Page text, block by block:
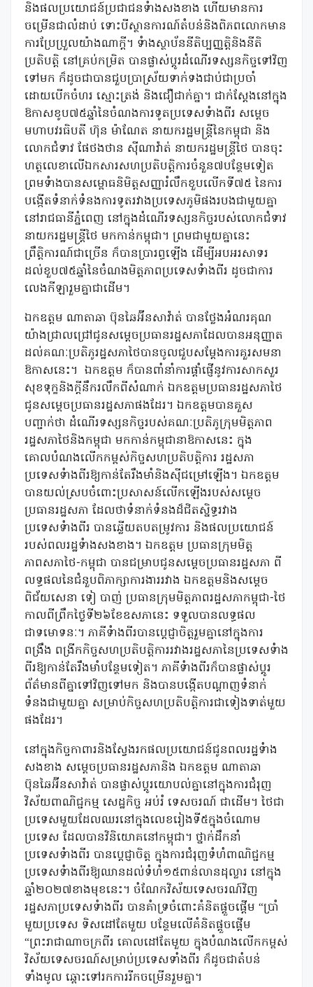
និងផលប្រយោជន៍ប្រជាជនទំាងសងខាង ហើយមានការ
ចម្រើនជាលំដាប់ ទោះបីស្ថានការណ៍តំបន់និងពិភពលោកមាន
ការប្រែប្រួលយ៉ាងណាក្តី។ ទំាងស្ថាប័ននីតិប្បញ្ញត្តិនិងនីតិ
ប្រតិបត្តិ នៅគ្រប់កម្រិត បានផ្លាស់ប្តូរដំណើរទស្សនកិច្ចទៅវិញ
ទៅមក ក៏ដូចជាបានជួបប្រាស្រ័យទាក់ទងជាប់ជាប្រចាំ
ដោយបើកចំហរ ស្មោះត្រង់ និងជឿជាក់គ្នា។ ជាក់ស្តែងនៅក្នុង
ឱកាសខូប៧៥ឆ្នាំនៃចំណងការទូតប្រទេសទំាងពីរ សម្តេច
មហាបវរធិបតី ហ៊ុន ម៉ាណែត នាយករដ្ឋមន្ត្រីនៃកម្ពុជា និង
លោកជំទាវ ផែថងថាន ស៊ីណាវ៉ាត់ នាយករដ្ឋមន្រ្តីថៃ បានចុះ
ហត្ថលេខាលើឯកសារសហប្រតិបត្តិការចំនួន៧បន្ថែមទៀត
ព្រមទំាងបានសម្ពោធនិមិត្តសញ្ញារំលឹកខួបលើកទី៧៥ នៃការ
បង្កើតទំនាក់ទំនងការទូតរវាងប្រទេសភូមិផងរបងជាមួយគ្នា
នៅរាជធានីភ្នំពេញ នៅក្នុងដំណើរទស្សនកិច្ចរបស់លោកជំទាវ
នាយករដ្ឋមន្រ្តីថៃ មកកាន់កម្ពុជា។ ព្រមជាមួយគ្នានេះ
ព្រឹត្តិការណ៍ជាច្រើន ក៏បានប្រារព្ធឡើង ដើម្បីអបអរសាទរ
ដល់ខួប៧៥ឆ្នាំនៃចំណងមិត្តភាពប្រទេសទំាងពីរ ដូចជាការ
លេងកីឡារួមគ្នាជាដើម។
ឯកឧត្តម ណាតាឆា ប៊ុនឆៃអ៊ីនសាវ៉ាត់ បានថ្លែងអំណរគុណ
យ៉ាងជ្រាលជ្រៅជូនសម្តេចប្រធានរដ្ឋសភាដែលបានអនុញ្ញាត
ដល់គណៈប្រតិភូរដ្ឋសភាថៃបានចូលជួបសម្តែងការគួរសមនា
ឱកាសនេះ។ ឯកឧត្តម ក៏បានពាំនាំការផ្តាំផ្ញើនូវការសាកសួរ
សុខទុក្ខនិងក្តីនឹករលឹកពីសំណាក់ ឯកឧត្តមប្រធានរដ្ឋសភាថៃ
ជូនសម្តេចប្រធានរដ្ឋសភាផងដែរ។ ឯកឧត្តមបានគួស
បញ្ជាក់ថា ដំណើរទស្សនកិច្ចរបស់គណៈប្រតិភូក្រុមមិត្តភាព
រដ្ឋសភាថៃនិងកម្ពុជា មកកាន់កម្ពុជានាឱកាសនេះ ក្នុង
គោលបំណងលើកកម្ពស់កិច្ចសហប្រតិបត្តិការ រដ្ឋសភា
ប្រទេសទំាងពីរឱ្យកាន់តែរឹងមាំនិងស៊ីជម្រៅឡើង។ ឯកឧត្តម
បានយល់ស្របចំពោះប្រសាសន៍លើកឡើងរបស់សម្តេច
ប្រធានរដ្ឋសភា ដែលថាទំនាក់ទំនងដ៏ជិតស្និទ្ធរវាង
ប្រទេសទំាងពីរ បានឆ្លើយតបតម្រូវការ និងផលប្រយោជន៍
របស់ពលរដ្ឋទំាងសងខាង។ ឯកឧត្តម ប្រធានក្រុមមិត្ត
ភាពសភាថៃ-កម្ពុជា បានជម្រាបជូនសម្តេចប្រធានរដ្ឋសភា ពី
លទ្ធផលនៃជំនួបពិភាក្សាការងាររវាង ឯកឧត្តមនិងសម្តេច
ពិជ័យសេនា ទៀ បាញ់ ប្រធានក្រុមមិត្តភាពរដ្ឋសភាកម្ពុជា-ថៃ
កាលពីព្រឹកថ្ងៃទី២៦ខែឧសភានេះ ទទួលបានលទ្ធផល
ជាទមោទនៈ។ ភាគីទំាងពីរបានប្តេជ្ញាចិត្តរួមគ្នានៅក្នុងការ
ពង្រឹង ពង្រីកកិច្ចសហប្រតិបត្តិការរវាងរដ្ឋសភានៃប្រទេសទំាង
ពីរឱ្យកាន់តែរឹងមាំបន្ថែមទៀត។ ភាគីទំាងពីរក៏បានផ្លាស់ប្តូរ
ព័ត៌មានពីគ្នាទៅវិញទៅមក និងបានបង្កើតបណ្តាញទំនាក់
ទំនងជាមួយគ្នា សម្រាប់កិច្ចសហប្រតិបត្តិការជាទៀងទាត់មួយ
ផងដែរ។
នៅក្នុងកិច្ចកាពារនិងស្វែងរកផលប្រយោជន៍ជូនពលរដ្ឋទំាង
សងខាង សម្តេចប្រធានរដ្ឋសភានិង ឯកឧត្តម ណាតាឆា
ប៊ុនឆៃអ៊ីនសាវ៉ាត់ បានផ្លាស់ប្តូរយោបល់គ្នានៅក្នុងការជំរុញ
វិស័យពាណិជ្ជកម្ម សេដ្ឋកិច្ច អប់រំ ទេសចរណ៍ ជាដើម។ ថៃជា
ប្រទេសមួយដែលឈរនៅក្នុងលេខរៀងទី៥ក្នុងចំណោម
ប្រទេស ដែលបានវិនិយោគនៅកម្ពុជា។ ថ្នាក់ដឹកនាំ
ប្រទេសទំាងពីរ បានប្តេជ្ញាចិត្ត ក្នុងការជំរុញទំហំពាណិជ្ជកម្ម
ប្រទេសទំាងពីរឱ្យឈានដល់ទំហំ១៥ពាន់លានដុល្លារ នៅក្នុង
ឆ្នាំ២០២៧ខាងមុខនេះ។ ចំណែកវិស័យទេសចរណ៍វិញ
រដ្ឋសភាប្រទេសទំាងពីរ បានគំាទ្រចំពោះគំនិតផ្តួចផ្តើម “ប្រាំ
មួយប្រទេស ទិសដៅតែមួយ បន្ថែមលើគំនិតផ្តួចផ្តើម
“ព្រះរាជាណាចក្រពីរ គោលដៅតែមួយ ក្នុងបំណងលើកកម្ពស់
វិស័យទេសចរណ៍សម្រាប់ប្រទេសទាំងពីរ ក៏ដូចជាតំបន់
ទាំងមូល ឆ្ពោះទៅរកការរីកចម្រើនរួមគ្នា។